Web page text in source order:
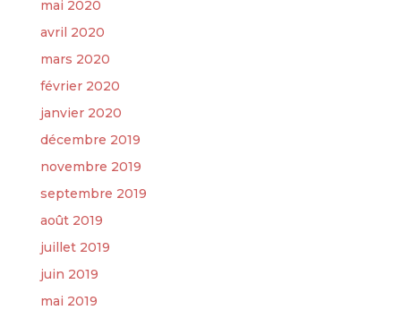
mai 2020
avril 2020
mars 2020
février 2020
janvier 2020
décembre 2019
novembre 2019
septembre 2019
août 2019
juillet 2019
juin 2019
mai 2019